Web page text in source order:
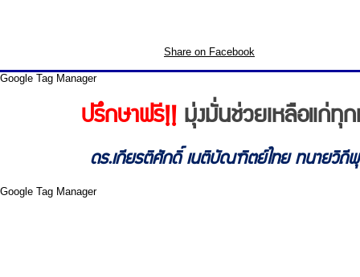
Share on Facebook
Google Tag Manager
ปรึกษาฟรี!! มุ่งมั่นช่วยเหลือแก่ทุ
ดร.เกียรติศักดิ์ เนติบัณฑิตย์ไทย ทนายวิถีพุ
Google Tag Manager